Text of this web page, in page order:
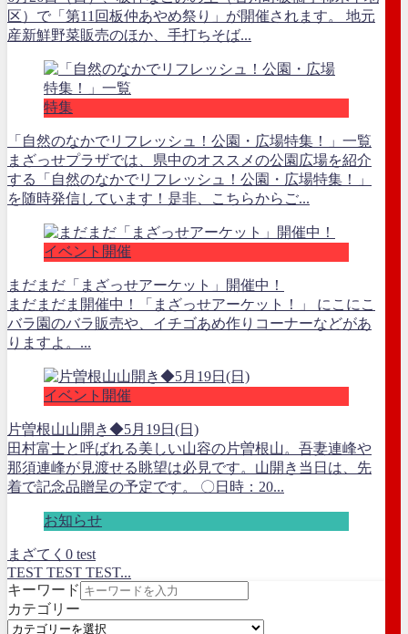
区）で「第11回板仲あやめ祭り」が開催されます。 地元
産新鮮野菜販売のほか、手打ちそば...
特集
「自然のなかでリフレッシュ！公園・広場特集！」一覧
まざっせプラザでは、県中のオススメの公園広場を紹介
する「自然のなかでリフレッシュ！公園・広場特集！」
を随時発信しています！是非、こちらからご...
イベント開催
まだまだ「まざっせアーケット」開催中！
まだまだま開催中！「まざっせアーケット！」 にこにこ
バラ園のバラ販売や、イチゴあめ作りコーナーなどがあ
りますよ。...
イベント開催
片曽根山山開き◆5月19日(日)
田村富士と呼ばれる美しい山容の片曽根山。吾妻連峰や
那須連峰が見渡せる眺望は必見です。山開き当日は、先
着で記念品贈呈の予定です。 〇日時：20...
お知らせ
まざてく0 test
TEST TEST TEST...
キーワード
カテゴリー